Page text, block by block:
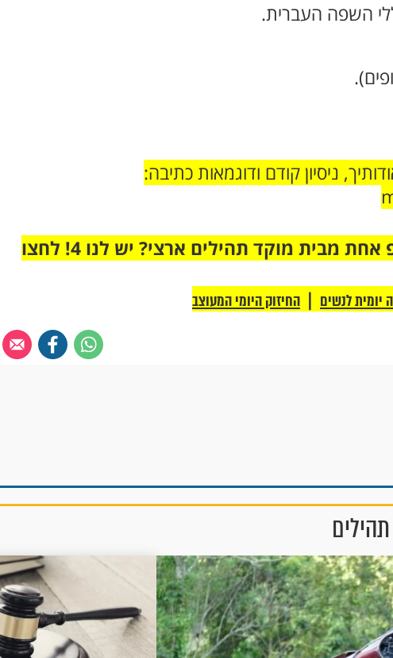
השפה העברית.
ניסיון קודם ודוגמאות כתיבה:
מחוברים רק לקבוצת ווטסאפ אחת מבית מוקד תהילים ארצי? יש לנו 4! לחצו
יומית לנשים | החיזוק היומי המעוצב